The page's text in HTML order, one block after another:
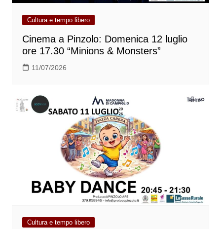
Cultura e tempo libero
Cinema a Pinzolo: Domenica 12 luglio
ore 17.30 “Minions & Monsters”
11/07/2026
Cultura e tempo libero